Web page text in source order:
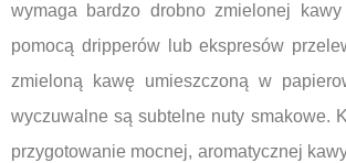
wymaga bardzo drobno zmielonej
pomocą dripperów lub ekspresów
zmieloną kawę umieszczoną w
wyczuwalne są subtelne nuty smakowe.
przygotowanie mocnej, aromatycznej